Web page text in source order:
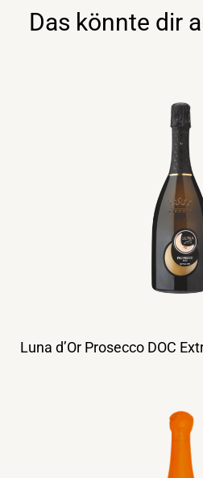
Das könnte dir
Luna d’Or Prosecco DOC